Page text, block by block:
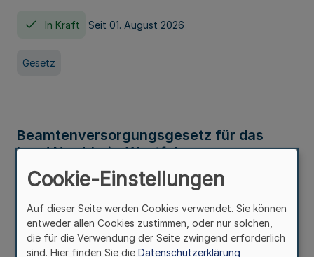
In Kraft Seit 01. August 2026
Gesetz
Beamtenversorgungsgesetz für das
Land Nordrhein-Westfalen
(Landesbeamtenversorgungsgesetz -
LBeamtVG NRW)
In Kraft Seit 01. Juli 2016
Cookie-Einstellungen
Auf dieser Seite werden Cookies verwendet. Sie können
entweder allen Cookies zustimmen, oder nur solchen,
die für die Verwendung der Seite zwingend erforderlich
sind. Hier finden Sie die Datenschutzerklärung